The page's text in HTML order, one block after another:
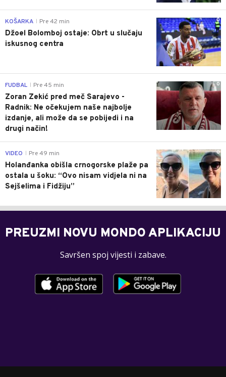
0
KOŠARKA Pre 42 min
Džoel Bolomboj ostaje: Obrt u slučaju
iskusnog centra
0
FUDBAL Pre 45 min
Zoran Zekić pred meč Sarajevo -
Radnik: Ne očekujem naše najbolje
izdanje, ali može da se pobijedi i na
drugi način!
0
VIDEO Pre 49 min
Holanđanka obišla crnogorske plaže pa
ostala u šoku: “Ovo nisam vidjela ni na
Sejšelima i Fidžiju”
PREUZMI NOVU MONDO APLIKACIJU
Savršen spoj vijesti i zabave.